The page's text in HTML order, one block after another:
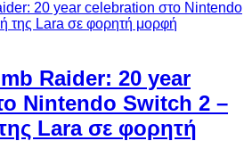
Raider: 20 year
Nintendo Switch 2 –
Lara σε φορητή